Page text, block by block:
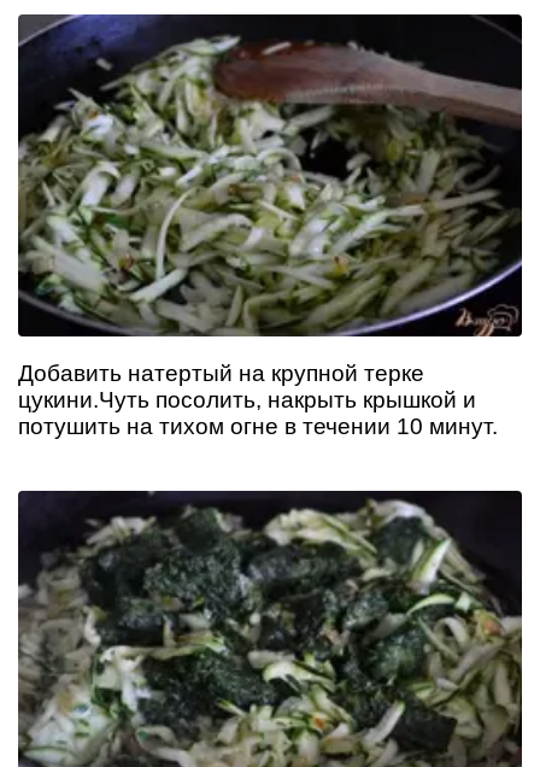
Добавить натертый на крупной терке
цукини.Чуть посолить, накрыть крышкой и
потушить на тихом огне в течении 10 минут.